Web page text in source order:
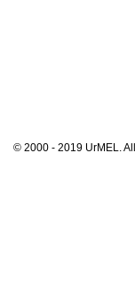
© 2000 - 2019 UrMEL.